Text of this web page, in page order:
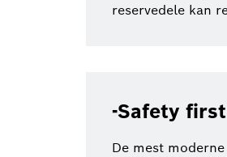
reservedele kan
-Safety
De mest